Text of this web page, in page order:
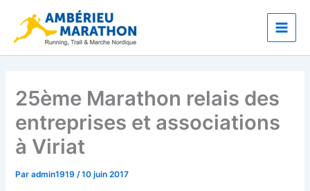
contenu
Main
25ème Marathon relais des
entreprises et associations
à Viriat
Paradmin1919/10 juin 2017